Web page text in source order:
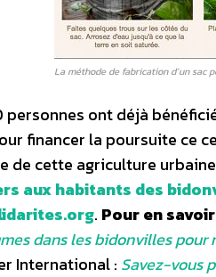
La méthode de fabrication d’un sac
personnes ont déjà
financer la poursuite ce
de cette agriculture
aux habitants des
. Pour en
dans les bidonvilles pour
International : Savez-vous